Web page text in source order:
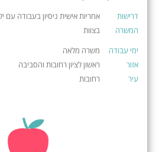
דרישות
המשרה
אחריות אישית ניסיון בעבודה עם
בצוות
ימי עבודה
משרה מלאה
אזור
ראשון לציון רחובות והסביבה
עיר
רחובות